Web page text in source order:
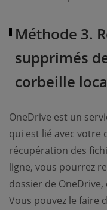
Méthode 3.
supprimés
corbeille
OneDrive est un
qui est lié avec votre
récupération des
ligne, vous pourrez
dossier de
Vous pouvez le faire